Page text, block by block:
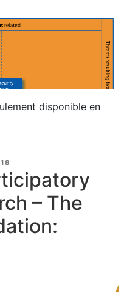
disponible en
– The